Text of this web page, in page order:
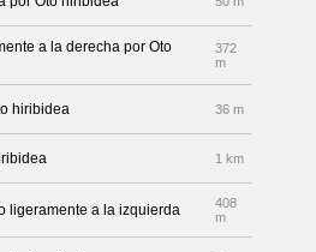
a la derecha por Oto
372
m
hiribidea 36 m
1 km
ligeramente a la izquierda
408
m